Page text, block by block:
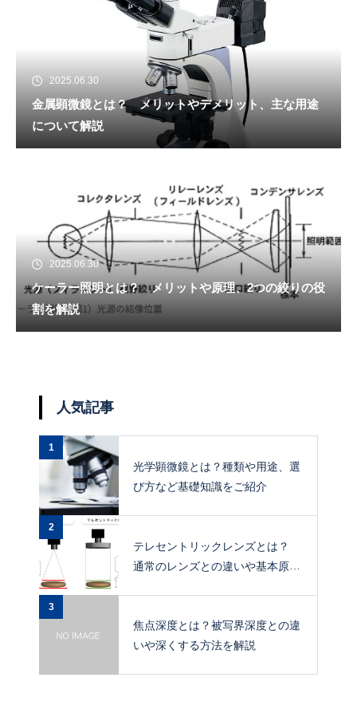
2025.06.30
金属顕微鏡とは？ メリットやデメリット、主な用途
について解説
2025.06.30
ケーラー照明とは？ メリットや原理、2つの絞りの役
割を解説
人気記事
1
光学顕微鏡とは？種類や用途、選
び方など基礎知識をご紹介
2
テレセントリックレンズとは？
通常のレンズとの違いや基本原
3
焦点深度とは？被写界深度との違
いや深くする方法を解説